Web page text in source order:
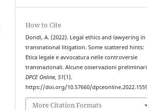
How to Cite
Dondi, A. (2022). Legal ethics and lawyering in
transnational litigation. Some scattered hints:
Etica legale e avvocatura nelle controversie
transnazionali. Alcune osservazioni
DPCE Online,51(1).
https://doi.org/10.57660/
More Citation Formats